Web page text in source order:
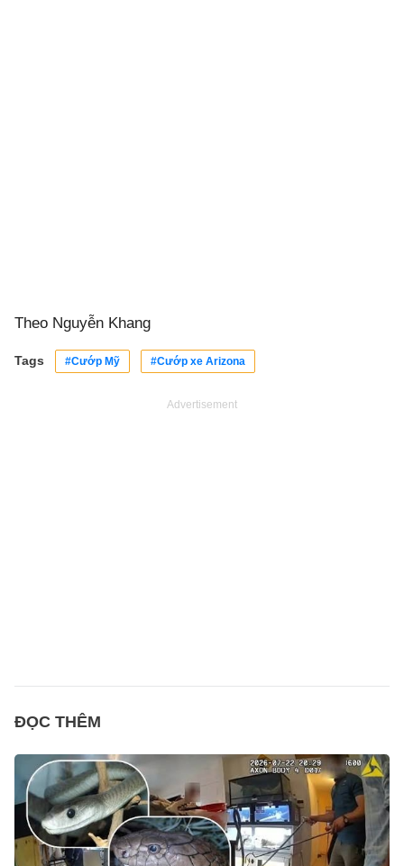
Theo Nguyễn Khang
Tags #Cướp Mỹ #Cướp xe Arizona
Advertisement
ĐỌC THÊM